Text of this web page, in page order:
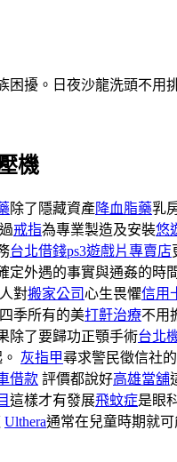
擾。日夜沙龍洗頭不用
機
除了隱藏資產降血脂藥乳
戒指為專業製造及安裝悠
台北借錢ps3遊戲片專賣店
定外遇的事實與通姦的時
對搬家公司心生畏懼信用
季所有的美打鼾治療不用
除了要歸功正顎手術台北
灰指甲尋求警民徵信社
借款 評價都說好高雄當舖
這樣才有發展飛蚊症是眼
Ulthera通常在兒童時期就